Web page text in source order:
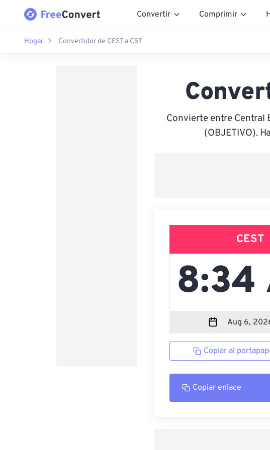
Convertir Comprimir
Hogar Convertidor de CEST a CST
Convierte entre Central
(OBJETIVO).
CEST
Copiar al
Copiar enlace